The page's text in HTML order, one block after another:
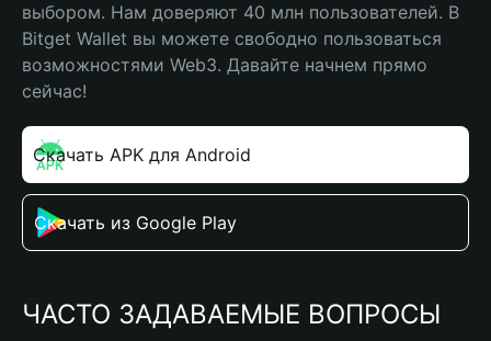
выбором. Нам доверяют 40 млн пользователей. В
Bitget Wallet вы можете свободно пользоваться
возможностями Web3. Давайте начнем прямо
сейчас!
Скачать APK для Android
Скачать из Google Play
ЧАСТО ЗАДАВАЕМЫЕ ВОПРОСЫ